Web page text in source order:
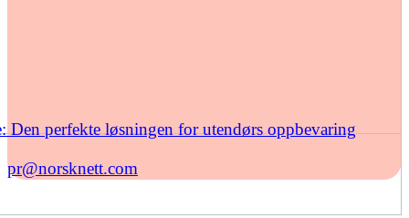
Den perfekte løsningen for utendørs oppbevaring
pr@norsknett.com